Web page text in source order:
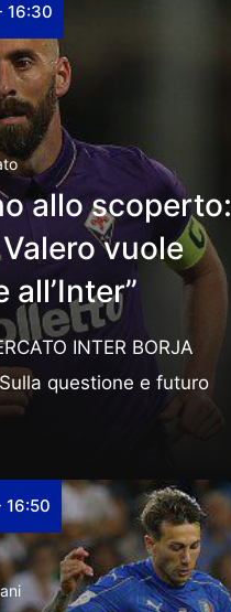
16:30
allo scoperto:
vuole
all’Inter”
INTER BORJA
questione e futuro
16:50